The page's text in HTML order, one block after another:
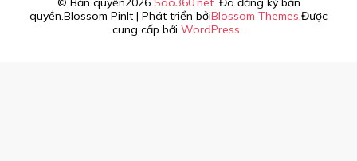
quyền.Blossom PinIt | Phát triển bởiBlossom Themes.Được
cung cấp bởi WordPress .